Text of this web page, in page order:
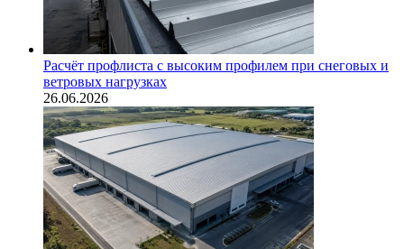
Расчёт профлиста с высоким профилем при снеговых и
ветровых нагрузках
26.06.2026